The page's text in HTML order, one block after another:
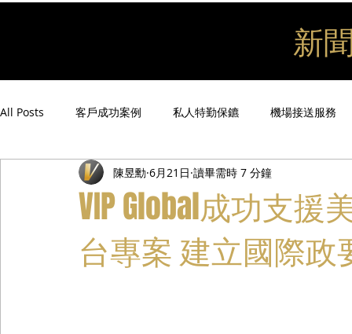
新
All Posts 客戶成功案例 私人特勤保鑣 機場接送服務
禮遇通關服務 主管專業司機 活動禮賓接待
VIP Global成功支
台專案 建立國際政
陳昱勳 6月21日 讀畢需時 7 分鐘